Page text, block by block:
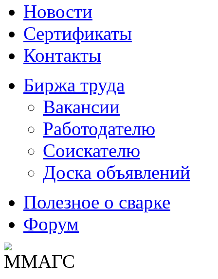
Новости
Сертификаты
Контакты
Биржа труда
Вакансии
Работодателю
Соискателю
Доска объявлений
Полезное о сварке
Форум